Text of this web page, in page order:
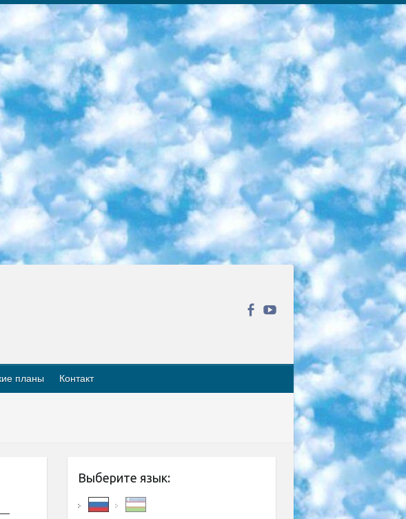
желающие могут оплатить услуги персональных наставников. 2. «Смартия» знакомит с актуальными профессиями и подсказывает, как им обучаться. Выбрав заинтересовавшую вас специальность — SMM-специалист, фотограф, веб-дизайнер или другую, — увидите список необходимых для неё умений. Чтобы вы могли освоить их самостоятельно, для каждого умения площадка отображает подборку ссылок на учебные материалы. Хотя «Смартия» ориентируется на русскоязычную аудиторию, часть контента всё же доступна только на английском. 3. «Лекторий Физтеха» Проект Московского физико-технического института (Физтеха). С его помощью вы можете смотреть онлайн серии лекций, записанные на видео в этом вузе. В числе доступных предметов — физика, биология, химия, информационные технологии и другие. К некоторым лекциям администрация ресурса прилагает готовые конспекты, которые можно скачивать в PDF-формате. 4. ITMOcourses Онлайн-площадка Санкт-Петербургского национального исследовательского университета информационных технологий, механики и оптики (ИТМО). Ресурс предоставляет свободный доступ к курсам, разработанным в этом вузе. Каталог материалов разбит на четыре категории: «Оптические системы и технологии», «Приборостроение и робототехника», «Информационные технологии» и «Биотехнологии». Курсы состоят из видеолекций, интерактивных демонстраций и заданий. 5. «КиберЛенинка» Электронная научная библиотека открытого доступа. Каталог площадки регулярно обрастает текстами статей из различных научных изданий. Сгруппированные по журналам и рубрикам публикации можно читать онлайн или скачивать целиком в PDF-формате. Проект нацелен на популяризацию науки за счёт открытого доступа к качественной информации. 6. «ПостНаука» На этом ресурсе публикуют подборки видеолекций, составленные экспертами из разных отраслей и объединённые общими темами. Среди них, к примеру, есть серии «Биоинформатика и геномика», «Культура средневековой Скандинавии» и Cinema Studies о теории кино. Каждая подборка лекций — логически связанная история, рассказанная экспертом от первого лица. Кроме того, на сайте появляются научно-образовательные статьи и тесты на разные темы. 7. «Newочём» Команда проекта «Newочём» отбирает самые интересные тексты из англоязычных СМИ и переводит те из них, за которые голосуют участники сообщества «ВКонтакте». По большей части это научно-популярные статьи. Редакторы придумывают лишь заголовки, в остальном содержание переводов соответствует оригиналам. Полные тексты можно читать прямо в социальной сети. 8. InternetUrok Онлайн-база материалов по основным дисциплинам школьной программы. Информация на сайте структурирована по классам, предметам и темам (урокам). Каждый урок состоит из видеолекций и конспектов. Есть также интерактивные тренажёры и тесты для закрепления пройденного материала. Даже если вы давно окончили школу, возможность повторить программу старших классов всегда может пригодиться. 9. Edutainme Ещё один ресурс об образовании. В отличие от Newtonew, как мне кажется, Edutainme больше ориентируется на представителей индустрии: педагогов, предпринимателей, разработчиков образовательных проектов. Но и любой, кто просто стремится к саморазвитию, найдёт на сайте много полезного и интересного для себя. Например, информацию о новых курсах и образовательных сервисах. 10. Newtonew Онлайн-медиа об образовании и обучении в широком смысле. Авторы Newtonew пишут об инструментах, заведениях, тактиках и стратегиях, которые помогают учить других и получать новые знания самостоятельно. На этой площадке вы найдёте новости, обзоры, аналитические мат
планы Контакт
—
Выберите язык: